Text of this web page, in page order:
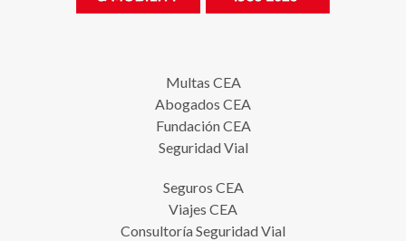
Multas CEA
Abogados CEA
Fundación CEA
Seguridad Vial
Seguros CEA
Viajes CEA
Consultoría Seguridad Vial